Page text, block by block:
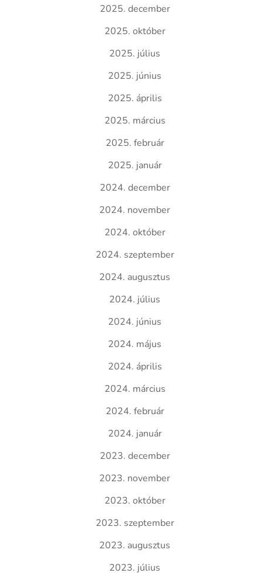
2025. december
2025. október
2025. július
2025. június
2025. április
2025. március
2025. február
2025. január
2024. december
2024. november
2024. október
2024. szeptember
2024. augusztus
2024. július
2024. június
2024. május
2024. április
2024. március
2024. február
2024. január
2023. december
2023. november
2023. október
2023. szeptember
2023. augusztus
2023. július